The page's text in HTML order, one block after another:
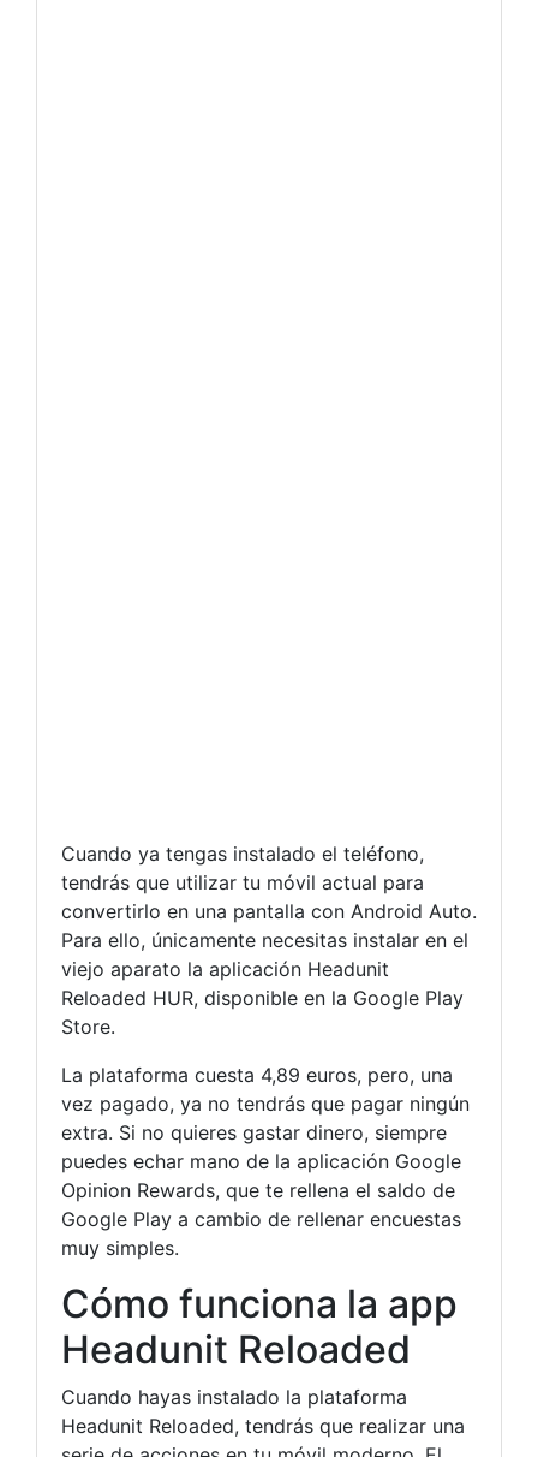
Cuando ya tengas instalado el teléfono,
tendrás que utilizar tu móvil actual para
convertirlo en una pantalla con Android Auto.
Para ello, únicamente necesitas instalar en el
viejo aparato la aplicación Headunit
Reloaded HUR, disponible en la Google Play
Store.
La plataforma cuesta 4,89 euros, pero, una
vez pagado, ya no tendrás que pagar ningún
extra. Si no quieres gastar dinero, siempre
puedes echar mano de la aplicación Google
Opinion Rewards, que te rellena el saldo de
Google Play a cambio de rellenar encuestas
muy simples.
Cómo funciona la app
Headunit Reloaded
Cuando hayas instalado la plataforma
Headunit Reloaded, tendrás que realizar una